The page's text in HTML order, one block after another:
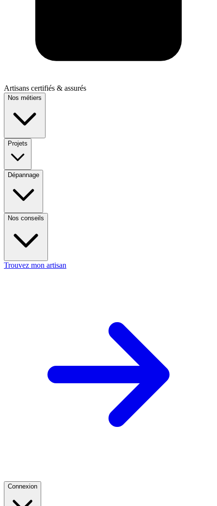
Artisans certifiés & assurés
Nos métiers
Projets
Dépannage
Nos conseils
Trouvez mon artisan
Connexion